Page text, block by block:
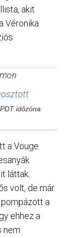
akit
Véronika
időzóna
a Vouge
láttak.
volt, de már
a
ehhez a
nem